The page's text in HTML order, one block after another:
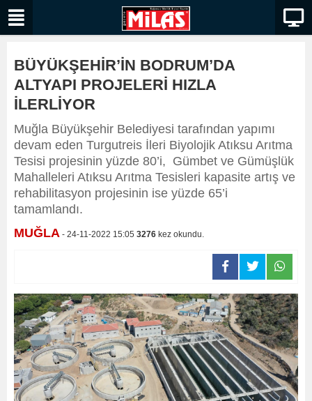
BÜYÜKŞEHİR’İN BODRUM’DA
ALTYAPI PROJELERİ HIZLA
İLERLİYOR
Muğla Büyükşehir Belediyesi tarafından yapımı
devam eden Turgutreis İleri Biyolojik Atıksu Arıtma
Tesisi projesinin yüzde 80’i, Gümbet ve Gümüşlük
Mahalleleri Atıksu Arıtma Tesisleri kapasite artış ve
rehabilitasyon projesinin ise yüzde 65’i
tamamlandı.
MUĞLA - 24-11-2022 15:05 3276 kez okundu.